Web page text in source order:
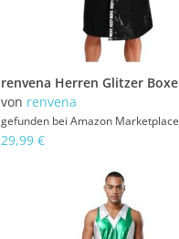
von renvena
gefunden bei Amazon Marketplace
29,99 €